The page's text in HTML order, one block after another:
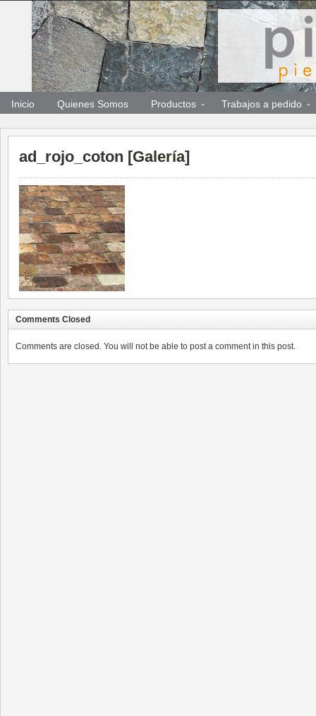
Inicio Quienes Somos Productos Trabajos a pedido
ad_rojo_coton [Galería]
Comments Closed
Comments are closed. You will not be able to post a comment in this post.